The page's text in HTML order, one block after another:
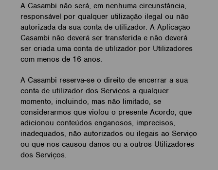
A Casambi não será, em nenhuma circunstância,
responsável por qualquer utilização ilegal ou não
autorizada da sua conta de utilizador. A Aplicação
Casambi não deverá ser transferida e não deverá
ser criada uma conta de utilizador por Utilizadores
com menos de 16 anos.
A Casambi reserva-se o direito de encerrar a sua
conta de utilizador dos Serviços a qualquer
momento, incluindo, mas não limitado, se
considerarmos que violou o presente Acordo, que
adicionou conteúdos enganosos, imprecisos,
inadequados, não autorizados ou ilegais ao Serviço
ou que nos causou danos ou a outros Utilizadores
dos Serviços.